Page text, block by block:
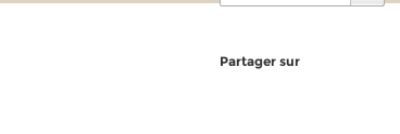
Partager sur